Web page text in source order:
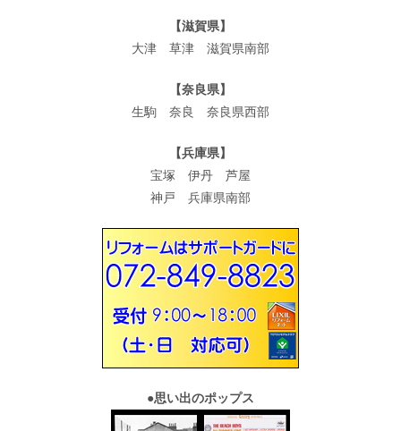
【滋賀県】
大津 草津 滋賀県南部
【奈良県】
生駒 奈良 奈良県西部
【兵庫県】
宝塚 伊丹 芦屋
神戸 兵庫県南部
●思い出のポップス